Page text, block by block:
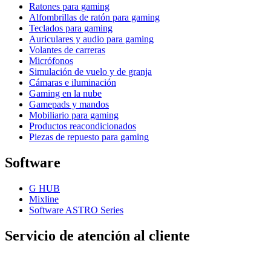
Ratones para gaming
Alfombrillas de ratón para gaming
Teclados para gaming
Auriculares y audio para gaming
Volantes de carreras
Micrófonos
Simulación de vuelo y de granja
Cámaras e iluminación
Gaming en la nube
Gamepads y mandos
Mobiliario para gaming
Productos reacondicionados
Piezas de repuesto para gaming
Software
G HUB
Mixline
Software ASTRO Series
Servicio de atención al cliente